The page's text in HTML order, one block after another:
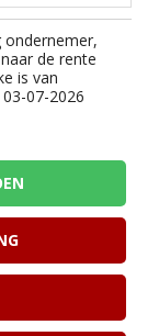
de rente
is van
07-2026